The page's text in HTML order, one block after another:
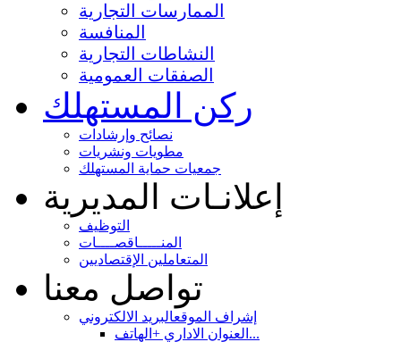
الممارسات التجارية
المنافسة
النشاطات التجارية
الصفقات العمومية
ركن المستهلك
نصائح وإرشادات
مطويات ونشريات
جمعيات حماية المستهلك
إعلانـات المديرية
التوظيف
المنـــــاقصــــات
المتعاملين الإقتصاديين
تواصل معنا
إشراف الموقعالبريد الالكتروني
العنوان الاداري +الهاتف...